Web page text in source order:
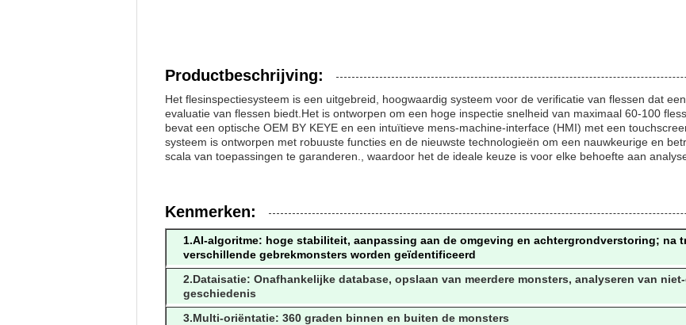
Productbeschrijving:
Het flesinspectiesysteem is een uitgebreid, hoogwaardig systeem voor de verificatie van flessen dat
evaluatie van flessen biedt.Het is ontworpen om een hoge inspectie snelheid van maximaal 60-100
bevat een optische OEM BY KEYE en een intuïtieve mens-machine-interface (HMI) met een
systeem is ontworpen met robuuste functies en de nieuwste technologieën om een nauwkeurige en
scala van toepassingen te garanderen., waardoor het de ideale keuze is voor elke behoefte aan
Kenmerken:
1.AI-algoritme: hoge stabiliteit, aanpassing aan de omgeving en achtergrondverstoring; na
verschillende gebrekmonsters worden geïdentificeerd
2.Dataisatie: Onafhankelijke database, opslaan van meerdere monsters, analyseren van
geschiedenis
3.Multi-oriëntatie: 360 graden binnen en buiten de monsters